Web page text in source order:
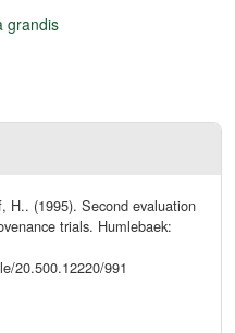
grandis
H.. (1995). Second evaluation
trials. Humlebaek:
20.500.12220/991